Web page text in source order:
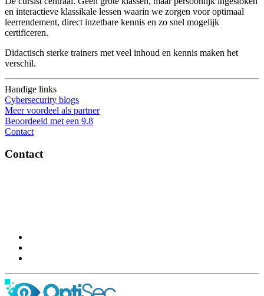
en interactieve klassikale lessen waarin we zorgen voor optimaal
leerrendement, direct inzetbare kennis en zo snel mogelijk
certificeren.
Didactisch sterke trainers met veel inhoud en kennis maken het
verschil.
Handige links
Cybersecurity blogs
Meer voordeel als partner
Beoordeeld met een 9.8
Contact
Contact